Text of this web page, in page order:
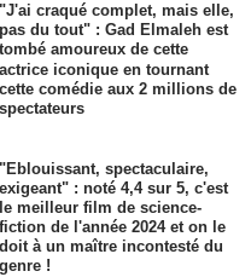
"J'ai craqué complet, mais elle,
pas du tout" : Gad Elmaleh est
tombé amoureux de cette
actrice iconique en tournant
cette comédie aux 2 millions de
spectateurs
"Eblouissant, spectaculaire,
exigeant" : noté 4,4 sur 5, c'est
le meilleur film de science-
fiction de l'année 2024 et on le
doit à un maître incontesté du
genre !